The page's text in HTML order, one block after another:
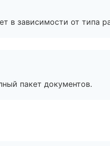
в зависимости от типа
пакет документов.